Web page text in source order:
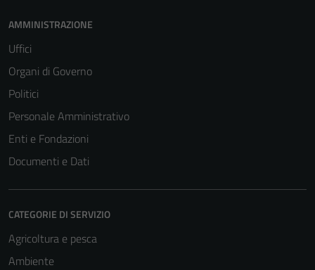
AMMINISTRAZIONE
Uffici
Organi di Governo
Politici
Personale Amministrativo
Enti e Fondazioni
Documenti e Dati
CATEGORIE DI SERVIZIO
Agricoltura e pesca
Ambiente